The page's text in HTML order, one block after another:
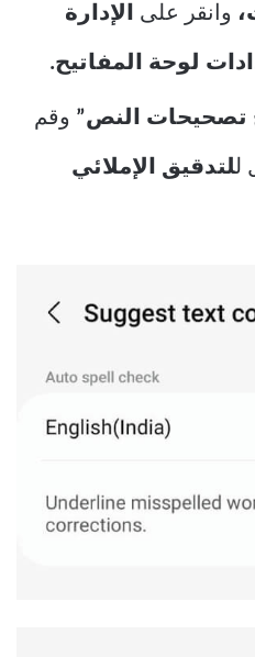
وانقر على الإدارة
لوحة المفاتيح.
تصحيحات النص” وقم
للتدقيق الإملائي